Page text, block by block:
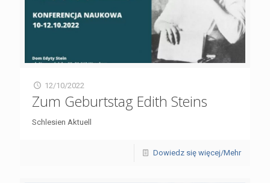
12/10/2022
Zum Geburtstag Edith Steins
Schlesien Aktuell
Dowiedz się więcej/Mehr